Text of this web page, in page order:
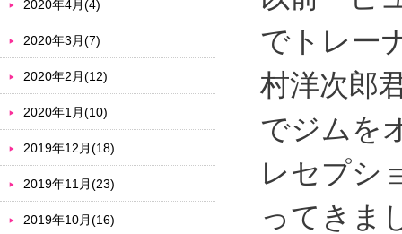
でトレー
村洋次
でジムを
レセプシ
ってきま
2020年4月(4)
2020年3月(7)
2020年2月(12)
2020年1月(10)
2019年12月(18)
2019年11月(23)
2019年10月(16)